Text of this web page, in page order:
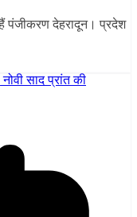
पंजीकरण देहरादून। प्रदेश